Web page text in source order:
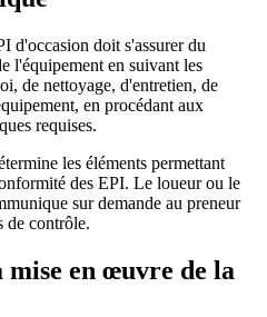
d'occasion doit s'assurer du
l'équipement en suivant les
de nettoyage, d'entretien, de
en procédant aux
requises.
les éléments permettant
des EPI. Le loueur ou le
sur demande au preneur
de contrôle.
mise en œuvre de la